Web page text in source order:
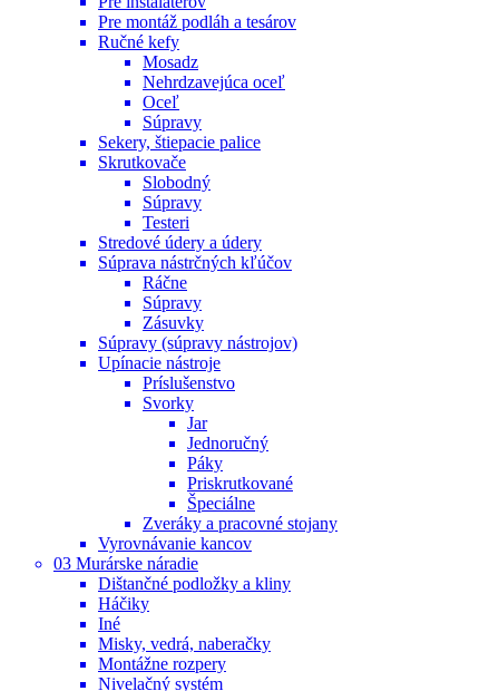
Pre montáž podláh a tesárov
Ručné kefy
Mosadz
Nehrdzavejúca oceľ
Oceľ
Súpravy
Sekery, štiepacie palice
Skrutkovače
Slobodný
Súpravy
Testeri
Stredové údery a údery
Súprava nástrčných kľúčov
Ráčne
Súpravy
Zásuvky
Súpravy (súpravy nástrojov)
Upínacie nástroje
Príslušenstvo
Svorky
Jar
Jednoručný
Páky
Priskrutkované
Špeciálne
Zveráky a pracovné stojany
Vyrovnávanie kancov
03 Murárske náradie
Dištančné podložky a kliny
Háčiky
Iné
Misky, vedrá, naberačky
Montážne rozpery
Nivelačný systém